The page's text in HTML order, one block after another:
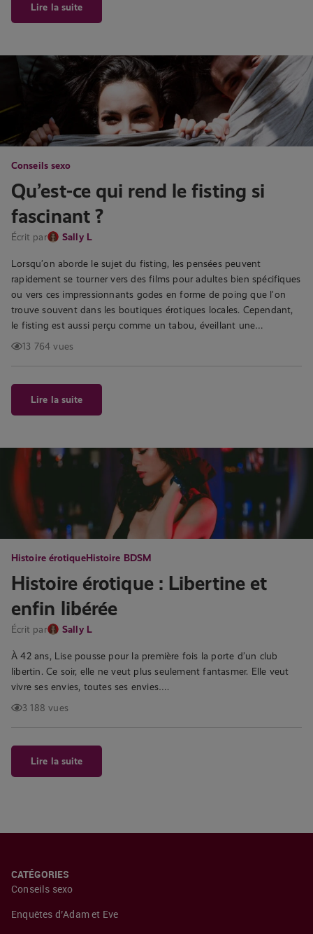
Lire la suite
Conseils sexo
Qu’est-ce qui rend le fisting si
fascinant ?
Écrit par Sally L
Lorsqu’on aborde le sujet du fisting, les pensées peuvent
rapidement se tourner vers des films pour adultes bien spécifiques
ou vers ces impressionnants godes en forme de poing que l’on
trouve souvent dans les boutiques érotiques locales. Cependant,
le fisting est aussi perçu comme un tabou, éveillant une…
13 764 vues
Lire la suite
Histoire érotiqueHistoire BDSM
Histoire érotique : Libertine et
enfin libérée
Écrit par Sally L
À 42 ans, Lise pousse pour la première fois la porte d’un club
libertin. Ce soir, elle ne veut plus seulement fantasmer. Elle veut
vivre ses envies, toutes ses envies….
3 188 vues
Lire la suite
CATÉGORIES
Conseils sexo
Enquêtes d’Adam et Eve